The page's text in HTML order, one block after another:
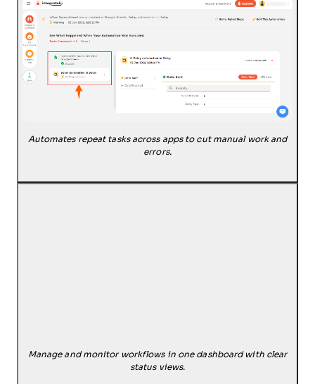
Automates repeat tasks across apps to cut manual work and
errors.
Manage and monitor workflows in one dashboard with clear
status views.